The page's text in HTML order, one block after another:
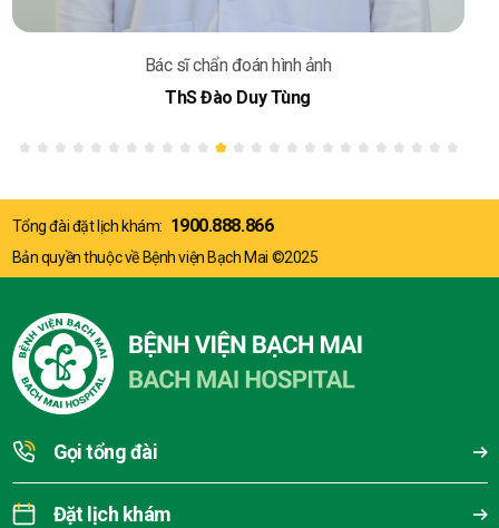
Bác sĩ chẩn đoán hình ảnh
ThS Trần Thị Đỗ Quyên
Tổng đài đặt lịch khám: 1900.888.866
Bản quyền thuộc về Bệnh viện Bạch Mai ©2025
Gọi tổng đài
Đặt lịch khám